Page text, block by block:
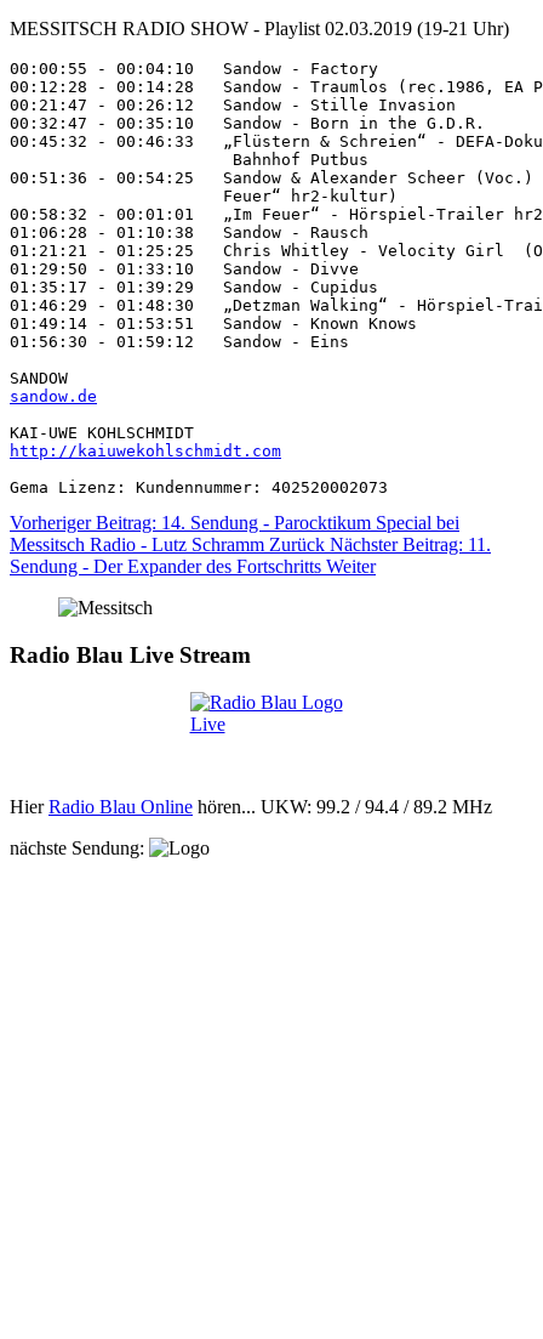
MESSITSCH RADIO SHOW - Playlist 02.03.2019 (19-21 Uhr)
00:00:55 - 00:04:10   Sandow - Factory
00:12:28 - 00:14:28   Sandow - Traumlos (rec.1986, EA
00:21:47 - 00:26:12   Sandow - Stille Invasion
00:32:47 - 00:35:10   Sandow - Born in the G.D.R.
00:45:32 - 00:46:33   „Flüstern & Schreien“ - DEFA-
                       Bahnhof Putbus
00:51:36 - 00:54:25   Sandow & Alexander Scheer
                      Feuer“ hr2-kultur)
00:58:32 - 00:01:01   „Im Feuer“ - Hörspiel-Trailer
01:06:28 - 01:10:38   Sandow - Rausch
01:21:21 - 01:25:25   Chris Whitley - Velocity Girl
01:29:50 - 01:33:10   Sandow - Divve
01:35:17 - 01:39:29   Sandow - Cupidus
01:46:29 - 01:48:30   „Detzman Walking“ - Hörspiel-
01:49:14 - 01:53:51   Sandow - Known Knows
SANDOW
sandow.de
KAI-UWE KOHLSCHMIDT
http://kaiuwekohlschmidt.com
Gema Lizenz: Kundennummer: 402520002073
Vorheriger Beitrag: 14. Sendung - Parocktikum Special bei
Messitsch Radio - Lutz Schramm Zurück Nächster Beitrag: 11.
Sendung - Der Expander des Fortschritts Weiter
Radio Blau Live Stream
HierRadio Blau Online hören... UKW: 99.2 / 94.4 / 89.2 MHz
nächste Sendung: